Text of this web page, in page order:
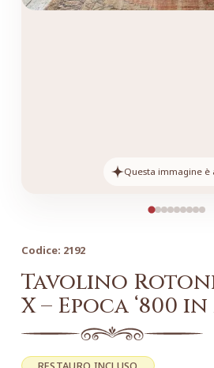
Questa immagine
Codice: 2192
Tavolino
X – Epoca ‘800